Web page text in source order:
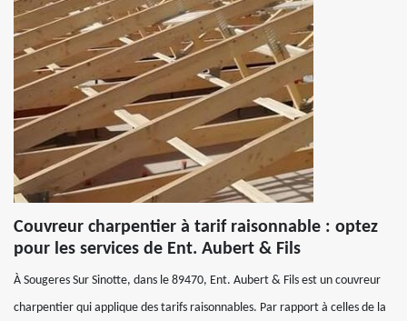
Couvreur charpentier à tarif raisonnable : optez
pour les services de Ent. Aubert & Fils
À Sougeres Sur Sinotte, dans le 89470, Ent. Aubert & Fils est un couvreur
charpentier qui applique des tarifs raisonnables. Par rapport à celles de la